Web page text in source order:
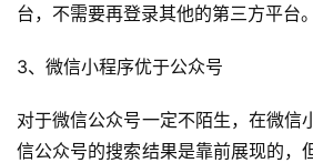
台，不需要再登录其他的第三方平台。
3、微信小程序优于公众号
对于微信公众号一定不陌生，在微信
信公众号的搜索结果是靠前展现的，